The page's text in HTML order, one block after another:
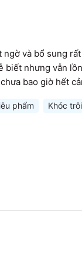
ngờ và bổ sung
nhưng vẫn
bao giờ hết
phẩm Khóc